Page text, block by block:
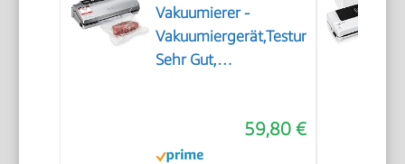
Vakuumierer -
Vakuumiergerät,Testurteil
Sehr Gut,
lange & stabile
Schweißnaht, inkl. 10
59,80 €